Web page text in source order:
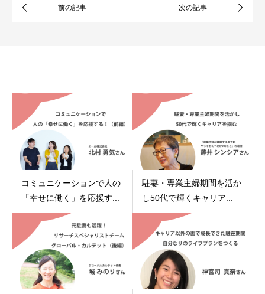
コミュニケーションで人の
「幸せに働く」を応援す...
駐妻・専業主婦期間を活か
し50代で輝くキャリア...